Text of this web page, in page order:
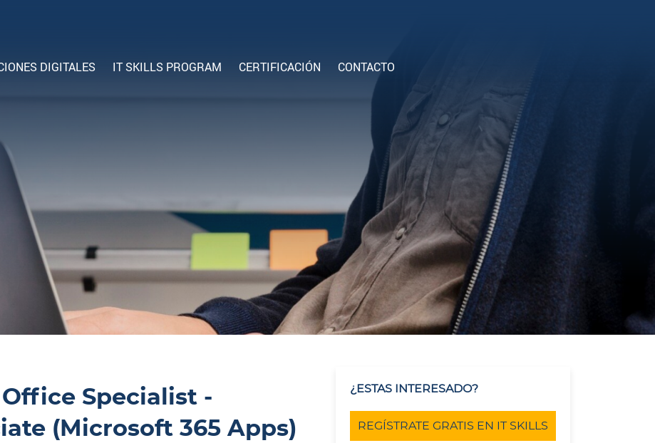
DIGITALES IT SKILLS PROGRAM CERTIFICACIÓN CONTACTO
Office Specialist -
(Microsoft 365 Apps)
¿ESTAS INTERESADO?
REGÍSTRATE GRATIS EN IT SKILLS